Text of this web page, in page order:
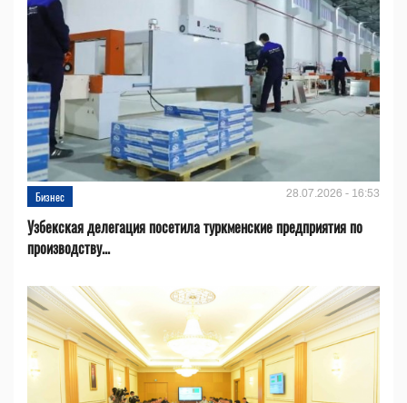
Бизнес 28.07.2026 - 16:53
Узбекская делегация посетила туркменские предприятия по
производству...